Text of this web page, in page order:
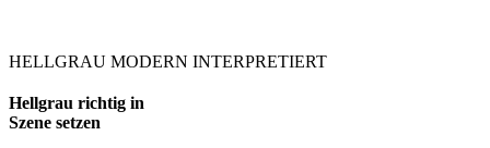
HELLGRAU MODERN INTERPRETIERT
Hellgrau richtig in
Szene setzen